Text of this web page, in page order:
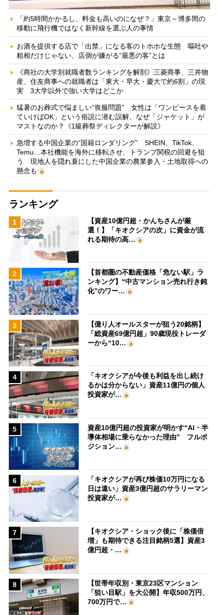
「約5時間かかるし、料金も高いのになぜ？」東京～博多間の
移動に飛行機ではなく新幹線を選ぶ人の事情
お酒を提供する店で「出禁」になる客のトホホな生態 嘔吐や
粗相だけじゃない、店側が嫌がる“最悪の客”とは
《商社の大学別就職者数ランキングを解剖》三菱商事、三井物
産、住友商事への就職者は「東大・早大・慶大で約6割」の現
実 3大学以外で強い大学はどこか
猛暑のお葬式で悩ましい“喪服問題” 女性は「ワンピースを着
ていけばOK」という俗説に潜む誤解、なぜ「ジャケット」が
マストなのか？《1級葬祭ディレクターが解説》
急増する中国企業の“国籍ロンダリング” SHEIN、TikTok、
Temu…本社機能を海外に移転させ、トランプ関税の回避を狙
う 現地人を隠れ蓑にした中国企業の農業参入・土地取得への
懸念も
ランキング
1
【資産10億円超・かんちさんが厳
選！】「キオクシアの次」に資金が流
れる期待の高…
2
【首都圏の不動産価格「危ない駅」ラ
ンキング】“中古マンション売れ行き鈍
化”のワー…
3
【億り人オールスターが狙う20銘柄】
「総資産69億円超」90歳現役トレーダ
ーから“10…
4
「キオクシアが今後も利益を出し続け
るかは分からない」資産11億円の個人
投資家が…
5
資産10億円超の投資家が明かす“AI・半
導体相場に乗らなかった理由” フルポ
ジション…
6
「キオクシアが再び株価10万円になる
日は遠い」資産3億円超のサラリーマン
投資家が…
7
【キオクシア・ショック後に「株価倍
増」も期待できる注目銘柄5選】資産3
億円超・…
8
【世帯年収別・東京23区マンション
「狙い目駅」を大公開】年収500万円、
700万円で…